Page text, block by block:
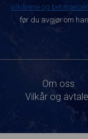
vilkårene og
før du avgjør om
Om oss
Vilkår og